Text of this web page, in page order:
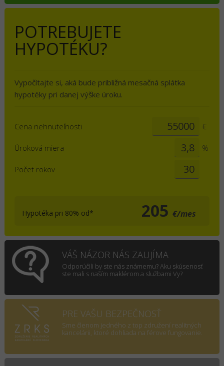
POTREBUJETE
HYPOTÉKU?
Vypočítajte si, aká bude približná mesačná splátka
hypotéky pri danej výške úroku.
Cena nehnuteľnosti €
Úroková miera %
Počet rokov
Hypotéka pri 80% od* 205€/mes
VÁŠ NÁZOR NÁS ZAUJÍMA
Odporúčili by ste nás známemu? Aku skúsenosť
ste mali s naším maklérom a službami Vy?
PRE VAŠU BEZPEČNOSŤ
Sme členom jedného z top združení realitných
kancelárii, ktoré dohliada na férove fungovanie.